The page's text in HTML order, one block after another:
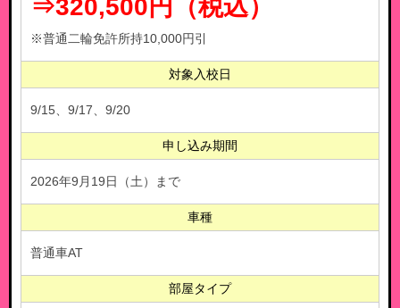
⇒320,500円（税込）
※普通二輪免許所持10,000円引
対象入校日
9/15、9/17、9/20
申し込み期間
2026年9月19日（土）まで
車種
普通車AT
部屋タイプ